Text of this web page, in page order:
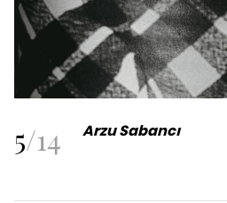
5/14 Arzu Sabancı